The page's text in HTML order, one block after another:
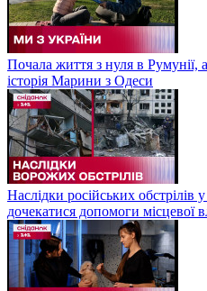
Почала життя з нуля в Румунії,
історія Марини з Одеси
Наслідки російських
дочекатися допомоги місцевої